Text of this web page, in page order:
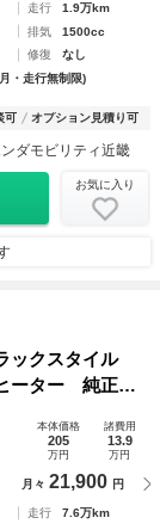
走行
1.9万km
排気
1500cc
修復
なし
・走行無制限)
オプション見積り可
ダモビリティ近畿
お気に入り
ックスタイル
ーター 純正ナ
ダー クルー
ＣＤ／ＤＶＤ
本体価格
205
万円
諸費用
13.9
万円
月々 21,900 円
走行
7.6万km